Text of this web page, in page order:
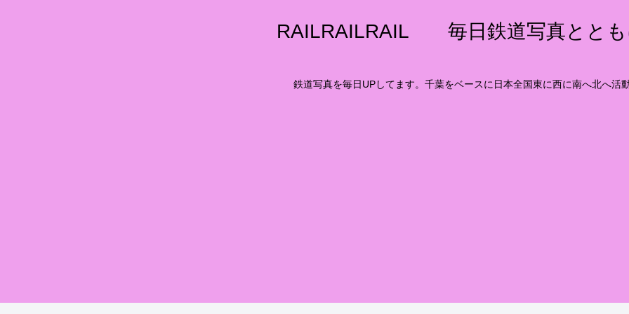
RAILRAILRAIL 毎日鉄道写真ととも
鉄道写真を毎日UPしてます。千葉をベースに日本全国東に西に南へ北へ活